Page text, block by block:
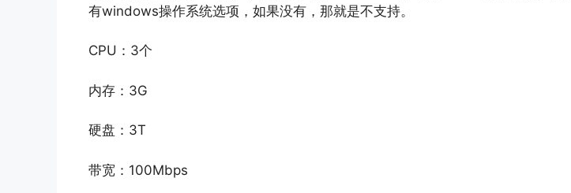
有windows操作系统选项，如果没有，那就是不支持。
CPU：3个
内存：3G
硬盘：3T
带宽：100Mbps